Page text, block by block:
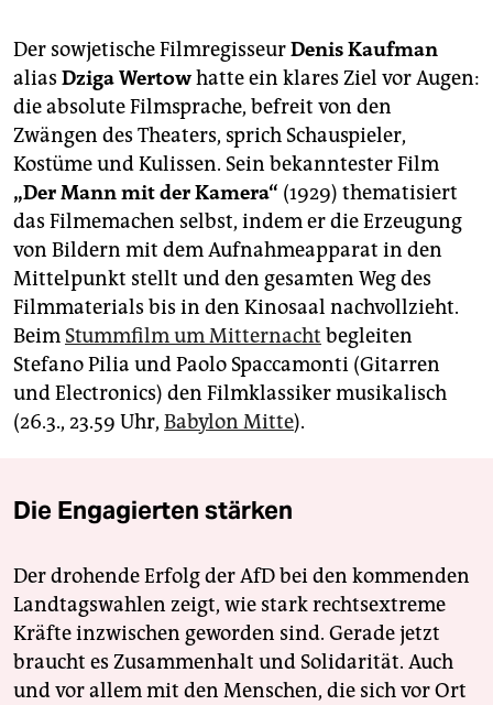
Der sowjetische FilmregisseurDenis Kaufman
alias Dziga Wertowhatte ein klares Ziel vor Augen:
die absolute Filmsprache, befreit von den
Zwängen des Theaters, sprich Schauspieler,
Kostüme und Kulissen. Sein bekanntester Film
„Der Mann mit der Kamera“ (1929) thematisiert
das Filmemachen selbst, indem er die Erzeugung
von Bildern mit dem Aufnahmeapparat in den
Mittelpunkt stellt und den gesamten Weg des
Filmmaterials bis in den Kinosaal nachvollzieht.
Beim Stummfilm um Mitternacht begleiten
Stefano Pilia und Paolo Spaccamonti (Gitarren
und Electronics) den Filmklassiker musikalisch
(26.3., 23.59 Uhr, Babylon Mitte).
Die Engagierten stärken
Der drohende Erfolg der AfD bei den kommenden
Landtagswahlen zeigt, wie stark rechtsextreme
Kräfte inzwischen geworden sind. Gerade jetzt
braucht es Zusammenhalt und Solidarität. Auch
und vor allem mit den Menschen, die sich vor Ort